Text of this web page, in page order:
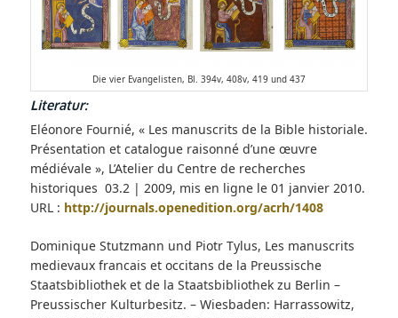
Die vier Evangelisten, Bl. 394v, 408v, 419 und 437
Literatur:
Eléonore Fournié, « Les manuscrits de la Bible historiale.
Présentation et catalogue raisonné d’une œuvre
médiévale », L’Atelier du Centre de recherches
historiques 03.2 | 2009, mis en ligne le 01 janvier 2010.
URL : http://journals.openedition.org/acrh/1408
Dominique Stutzmann und Piotr Tylus, Les manuscrits
medievaux francais et occitans de la Preussische
Staatsbibliothek et de la Staatsbibliothek zu Berlin –
Preussischer Kulturbesitz. – Wiesbaden: Harrassowitz,